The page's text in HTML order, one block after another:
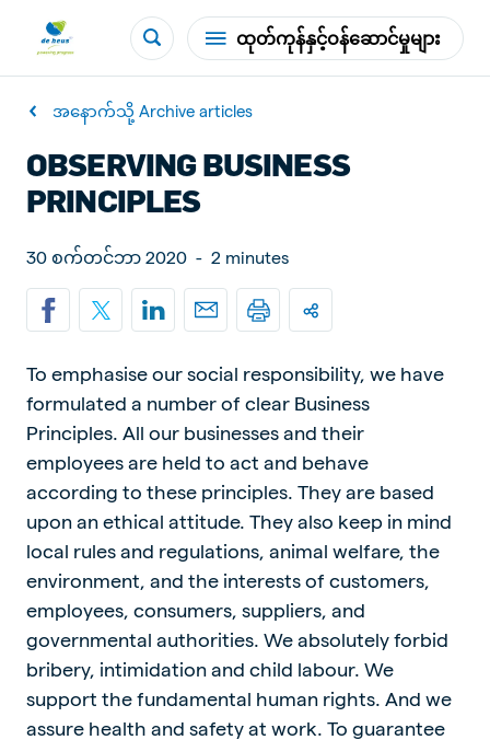
ထုတ်ကုန်နှင့်ဝန်ဆောင်မှုများ
အနောက်သို့ Archive articles
OBSERVING BUSINESS
PRINCIPLES
30 စက်တင်ဘာ 2020 - 2 minutes
To emphasise our social responsibility, we have
formulated a number of clear Business
Principles. All our businesses and their
employees are held to act and behave
according to these principles. They are based
upon an ethical attitude. They also keep in mind
local rules and regulations, animal welfare, the
environment, and the interests of customers,
employees, consumers, suppliers, and
governmental authorities. We absolutely forbid
bribery, intimidation and child labour. We
support the fundamental human rights. And we
assure health and safety at work. To guarantee